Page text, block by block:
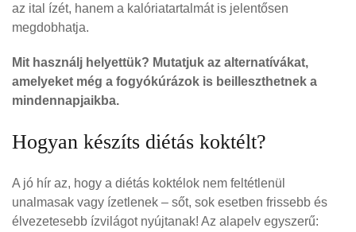
az ital ízét, hanem a kalóriatartalmát is jelentősen
megdobhatja.
Mit használj helyettük? Mutatjuk az alternatívákat,
amelyeket még a fogyókúrázok is beilleszthetnek a
mindennapjaikba.
Hogyan készíts diétás koktélt?
A jó hír az, hogy a diétás koktélok nem feltétlenül
unalmasak vagy ízetlenek – sőt, sok esetben frissebb és
élvezetesebb ízvilágot nyújtanak! Az alapelv egyszerű: